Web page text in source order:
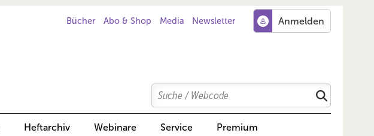
Bücher Abo & Shop Media Newsletter
Search
Suchen
Heftarchiv Webinare Service Premium